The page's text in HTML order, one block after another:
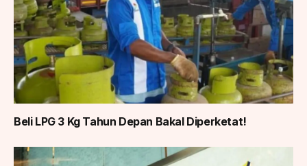
Beli LPG 3 Kg Tahun Depan Bakal Diperketat!